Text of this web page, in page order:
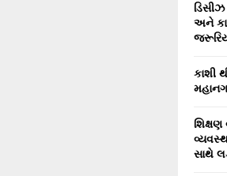
ડિસીઝ
અને
કાશી
શિક્ષણ
સાથે